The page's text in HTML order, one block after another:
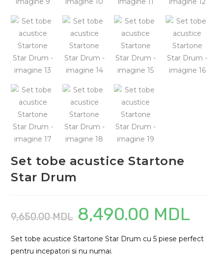
Set tobe acustice Startone
Star Drum
9,650.00MDL
Prețul
inițial
a
9,650.00 MDL.
8,490.00 MDLeste:
Set tobe acustice Startone Star Drum cu 5 piese perfect
pentru incepatori si nu numai.